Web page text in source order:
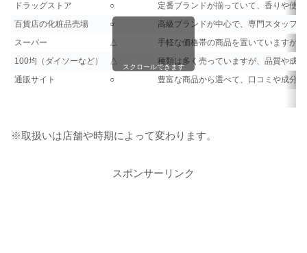
ドラッグストア
○
定番ブランドが揃っていて、香りや使
百貨店の化粧品売場
○
高級ブランドが中心で、専門スタッフ
スーパー
△
手軽な価格帯の商品を置いていますが
100均（ダイソーなど）
△
種類は多く売っていますが、品質や成
通販サイト
○ 豊富な商品から選べて、口コミや成分
スクロールできます
※取扱いは店舗や時期によって変わります。
スポンサーリンク